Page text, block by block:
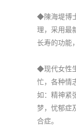
◆陳海堤博
理，采用最
长寿的功能
◆现代女性
忙，各种情
如：精神紧
梦，忧郁症
合症。